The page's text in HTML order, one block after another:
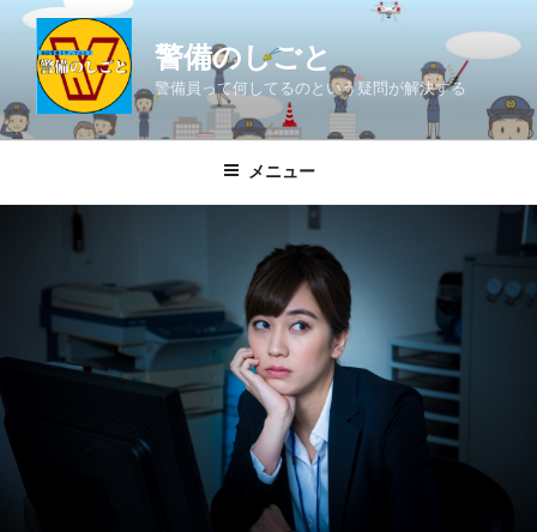
ン
ツ
警備のしごと
警備員って何してるのという疑問が解決する
メニュー